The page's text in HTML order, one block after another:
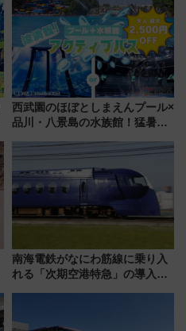
西武園のほぼとしまえんプール×
品川・八景島の水族館！猛暑を
夏休みをお得に楽しむ！
南海電鉄がなにわ筋線に乗り入
れる「次期空港特急」の導入を